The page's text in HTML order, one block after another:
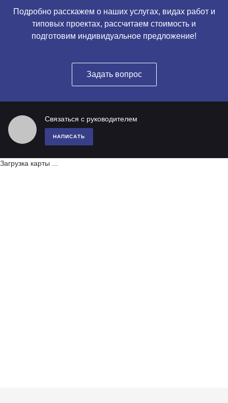
Подробно расскажем о наших услугах, видах работ и
типовых проектах, рассчитаем стоимость и
подготовим индивидуальное предложение!
Задать вопрос
Связаться с руководителем
НАПИСАТЬ
Загрузка карты ...